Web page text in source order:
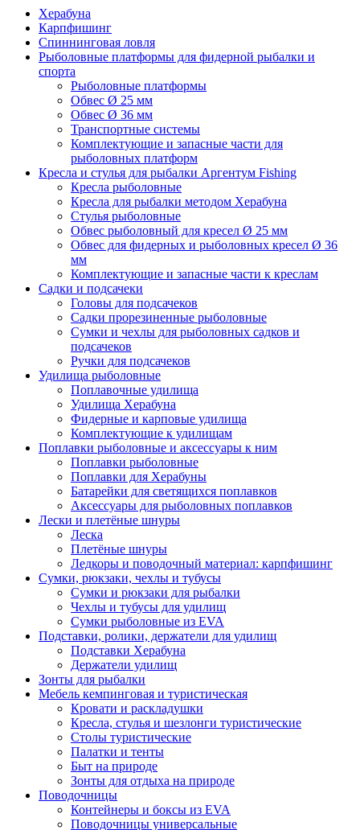
Херабуна
Карпфишинг
Спиннинговая ловля
Рыболовные платформы для фидерной рыбалки и
спорта
Рыболовные платформы
Обвес Ø 25 мм
Обвес Ø 36 мм
Транспортные системы
Комплектующие и запасные части для
рыболовных платформ
Кресла и стулья для рыбалки Аргентум Fishing
Кресла рыболовные
Кресла для рыбалки методом Херабуна
Стулья рыболовные
Обвес рыболовный для кресел Ø 25 мм
Обвес для фидерных и рыболовных кресел Ø 36
мм
Комплектующие и запасные части к креслам
Садки и подсачеки
Головы для подсачеков
Садки прорезиненные рыболовные
Сумки и чехлы для рыболовных садков и
подсачеков
Ручки для подсачеков
Удилища рыболовные
Поплавочные удилища
Удилища Херабуна
Фидерные и карповые удилища
Комплектующие к удилищам
Поплавки рыболовные и аксессуары к ним
Поплавки рыболовные
Поплавки для Херабуны
Батарейки для светящихся поплавков
Аксессуары для рыболовных поплавков
Лески и плетёные шнуры
Леска
Плетёные шнуры
Ледкоры и поводочный материал: карпфишинг
Сумки, рюкзаки, чехлы и тубусы
Сумки и рюкзаки для рыбалки
Чехлы и тубусы для удилищ
Сумки рыболовные из EVA
Подставки, ролики, держатели для удилищ
Подставки Херабуна
Держатели удилищ
Зонты для рыбалки
Мебель кемпинговая и туристическая
Кровати и раскладушки
Кресла, стулья и шезлонги туристические
Столы туристические
Палатки и тенты
Быт на природе
Зонты для отдыха на природе
Поводочницы
Контейнеры и боксы из EVA
Поводочницы универсальные